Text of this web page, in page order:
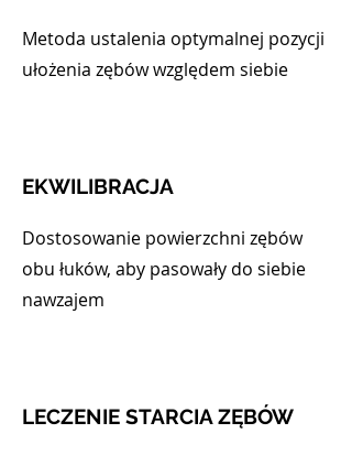
Metoda ustalenia optymalnej pozycji
ułożenia zębów względem siebie
EKWILIBRACJA
Dostosowanie powierzchni zębów
obu łuków, aby pasowały do siebie
nawzajem
LECZENIE STARCIA ZĘBÓW